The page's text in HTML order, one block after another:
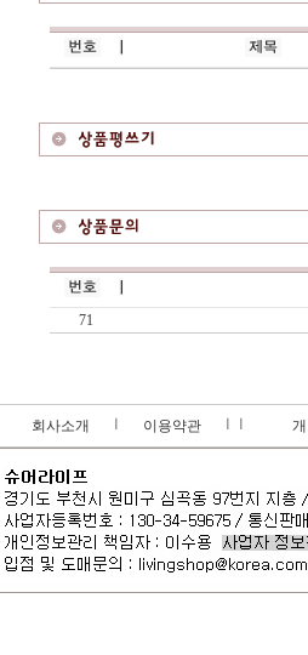
71
회사소개 이용약관